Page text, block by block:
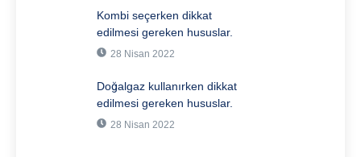
Kombi seçerken dikkat
edilmesi gereken hususlar.
28 Nisan 2022
Doğalgaz kullanırken dikkat
edilmesi gereken hususlar.
28 Nisan 2022